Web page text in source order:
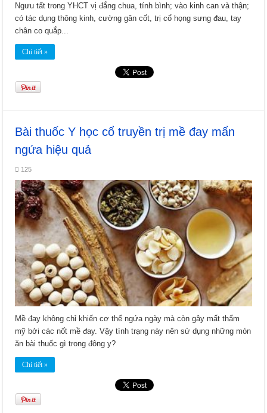
Ngưu tất trong YHCT vị đắng chua, tính bình; vào kinh can và thận;
có tác dụng thông kinh, cường gân cốt, trị cổ họng sưng đau, tay
chân co quắp...
Chi tiết »
Bài thuốc Y học cổ truyền trị mề đay mẩn
ngứa hiệu quả
125
Mề đay không chỉ khiến cơ thể ngứa ngày mà còn gây mất thẩm
mỹ bởi các nốt mề đay. Vậy tình trạng này nên sử dụng những món
ăn bài thuốc gì trong đông y?
Chi tiết »